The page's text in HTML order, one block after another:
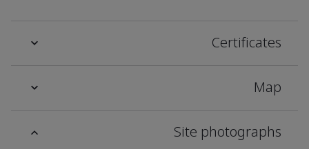
Certificates
Map
Site photographs